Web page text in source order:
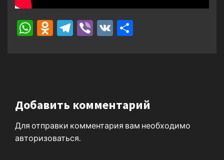
WhatsApp
Odnoklassniki
Telegram
Viber
VK
Добавить комментарий
Для отправки комментария вам необходимо
авторизоваться